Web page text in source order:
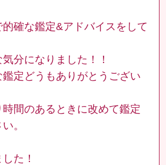
確な鑑定&アドバイスをして
分になりました！！
定どうもありがとうござい
間のあるときに改めて鑑定
。
た！